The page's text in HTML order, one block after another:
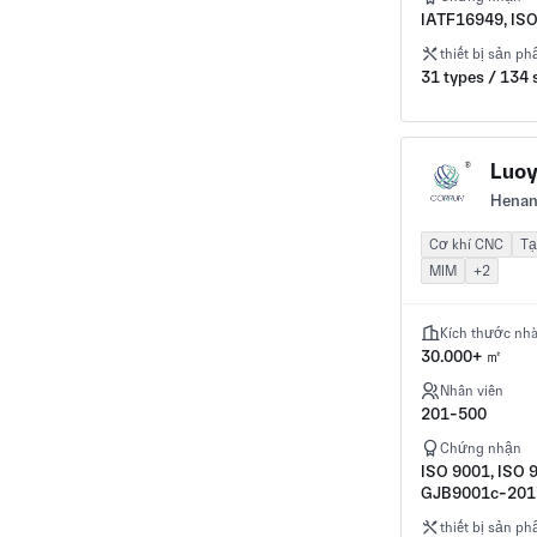
IATF16949,
thiết bị sản
31 types / 134
Cơ khí CNC
MIM
+2
Kích thước
30.000+ ㎡
Nhân viên
201-500
Chứng nhận
ISO 9001, ISO
GJB9001c-
thiết bị sản